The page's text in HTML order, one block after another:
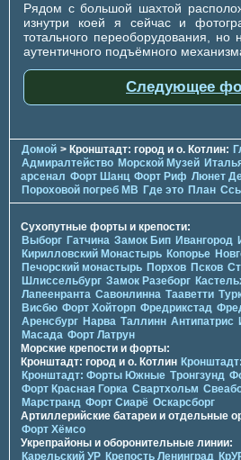
Рядом с большой шахтой
изнутри коей я сейчас и
тотального переоборудования, но
аутентичного подъёмного
Следующее
Домой > Кронштадт: город и о. Котлин:
Адмиралтейство Морской Музей
арсенал Форт Шанц Форт Риф Люнет
Пороховой погреб МВ Где это План
Сухопутные форты и крепости:
Выборг Гатчина Замок Бип Ивангород
Кирилловский Монастырь Копорье
Печорcкий монастырь Порхов Псков
Шлиссельбург Замок Разеборг
Лапеенранта Савонлинна Тааветти
Висбю Форт Хойторп Фредрикстад
Аренсбург Нарва Таллинн Антипатрис
Масада Форт Латрун
Морские крепости и форты:
Кронштадт: город и о. Котлин
Кронштадт: Форты Южные Тронгзунд
Форт Красная Горка Свартхольм
Марстранд Форт Сиарё Оскарсборг
Артиллерийские батареи и отдельные
Форт Хёмсо
Укрепрайоны и оборонительные линии:
Карельский УР Крепость Ленинград